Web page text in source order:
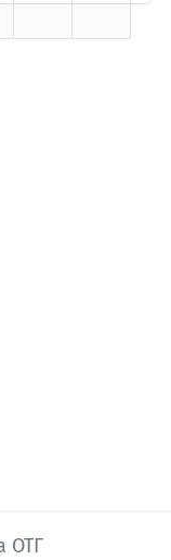
ОТГ